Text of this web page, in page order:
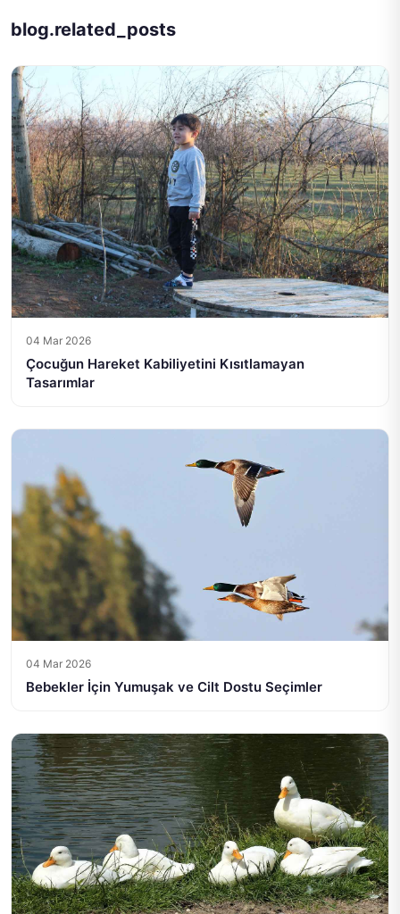
blog.related_posts
04 Mar 2026
Çocuğun Hareket Kabiliyetini Kısıtlamayan
Tasarımlar
04 Mar 2026
Bebekler İçin Yumuşak ve Cilt Dostu Seçimler